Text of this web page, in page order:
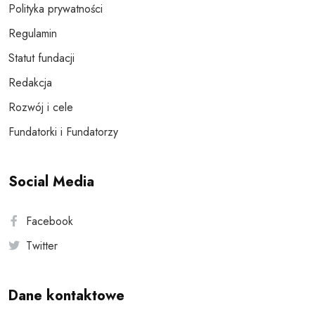
Polityka prywatności
Regulamin
Statut fundacji
Redakcja
Rozwój i cele
Fundatorki i Fundatorzy
Social Media
Facebook
Twitter
Dane kontaktowe